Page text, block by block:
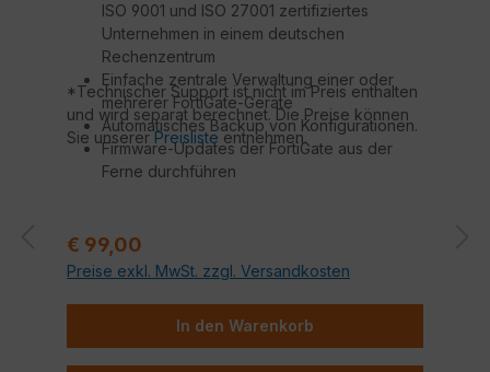
ISO 9001 und ISO 27001 zertifiziertes
Unternehmen in einem deutschen
Rechenzentrum
Einfache zentrale Verwaltung einer oder
mehrerer FortiGate-Geräte
Automatisches Backup von Konfigurationen.
Firmware-Updates der FortiGate aus der
Ferne durchführen
*Technischer Support ist nicht im Preis enthalten
und wird separat berechnet. Die Preise können
Sie unsererPreislisteentnehmen.
Regulärer Preis:
€ 99,00
Preise exkl. MwSt. zzgl. Versandkosten
In den Warenkorb